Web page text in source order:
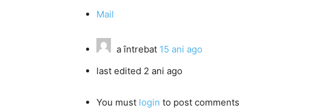
Mail
a întrebat 15 ani ago
last edited 2 ani ago
You must login to post comments